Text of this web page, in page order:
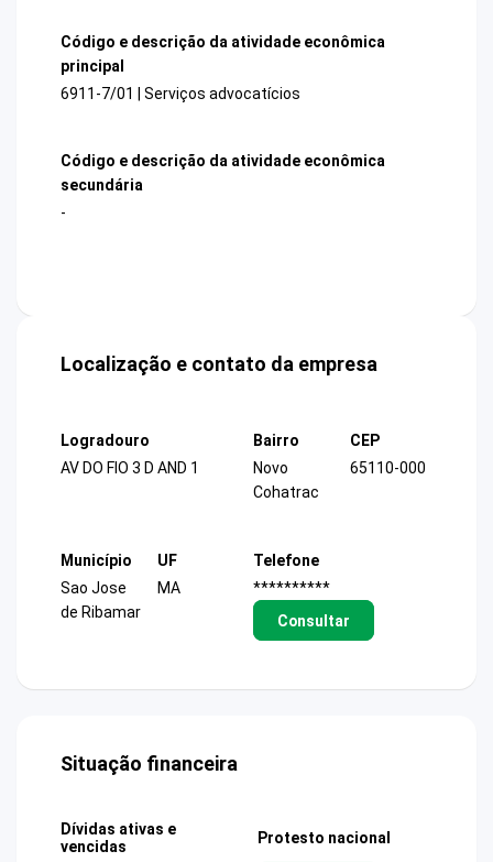
Código e descrição da atividade econômica
principal
6911-7/01 | Serviços advocatícios
Código e descrição da atividade econômica
secundária
-
Localização e contato da empresa
Logradouro
AV DO FIO 3 D AND 1
Bairro
Novo
Cohatrac
CEP
65110-000
Município
Sao Jose
de Ribamar
UF
MA
Telefone
**********
Consultar
Situação financeira
Dívidas ativas e
vencidas
Protesto nacional